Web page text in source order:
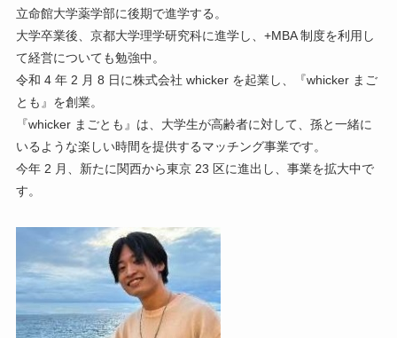
立命館大学薬学部に後期で進学する。
大学卒業後、京都大学理学研究科に進学し、+MBA 制度を利用し
て経営についても勉強中。
令和 4 年 2 月 8 日に株式会社 whicker を起業し、『whicker まご
とも』を創業。
『whicker まごとも』は、大学生が高齢者に対して、孫と一緒に
いるような楽しい時間を提供するマッチング事業です。
今年 2 月、新たに関西から東京 23 区に進出し、事業を拡大中で
す。